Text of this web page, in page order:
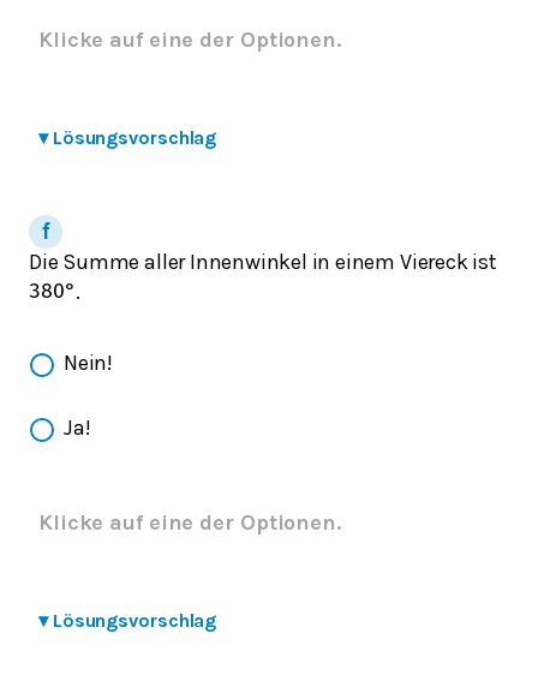
Klicke auf eine der Optionen.
▾ Lösungsvorschlag
Die Summe aller Innenwinkel in einem Viereck ist
380°.
Nein!
Ja!
Klicke auf eine der Optionen.
▾ Lösungsvorschlag